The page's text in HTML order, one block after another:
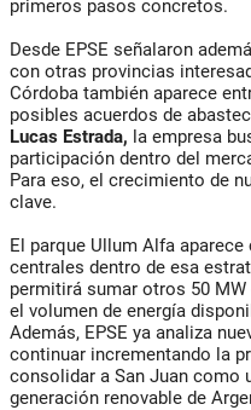
primeros pasos concretos.
Desde EPSE señalaron
con otras provincias
Córdoba también aparece
posibles acuerdos de
Lucas Estrada, la empresa
participación dentro del
Para eso, el crecimiento de
clave.
El parque Ullum Alfa
centrales dentro de esa
permitirá sumar otros 50
el volumen de energía
Además, EPSE ya analiza
continuar incrementando la
consolidar a San Juan como
generación renovable de